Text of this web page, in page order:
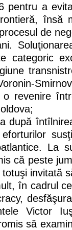
pentru a
însă
de
categoric
revenire
după
La
că peste
invitată
în cadrul
Victor
să